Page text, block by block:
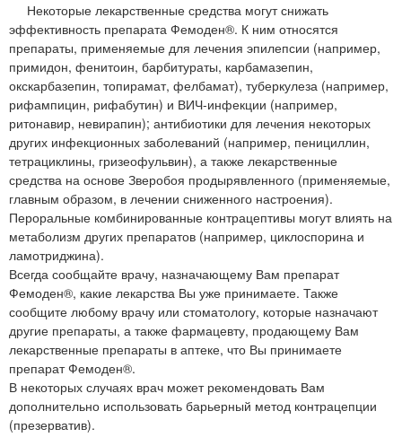
Некоторые лекарственные средства могут снижать
эффективность препарата Фемоден®. К ним относятся
препараты, применяемые для лечения эпилепсии (например,
примидон, фенитоин, барбитураты, карбамазепин,
окскарбазепин, топирамат, фелбамат), туберкулеза (например,
рифампицин, рифабутин) и ВИЧ-инфекции (например,
ритонавир, невирапин); антибиотики для лечения некоторых
других инфекционных заболеваний (например, пенициллин,
тетрациклины, гризеофульвин), а также лекарственные
средства на основе Зверобоя продырявленного (применяемые,
главным образом, в лечении сниженного настроения).
Пероральные комбинированные контрацептивы могут влиять на
метаболизм других препаратов (например, циклоспорина и
ламотриджина).
Всегда сообщайте врачу, назначающему Вам препарат
Фемоден®, какие лекарства Вы уже принимаете. Также
сообщите любому врачу или стоматологу, которые назначают
другие препараты, а также фармацевту, продающему Вам
лекарственные препараты в аптеке, что Вы принимаете
препарат Фемоден®.
В некоторых случаях врач может рекомендовать Вам
дополнительно использовать барьерный метод контрацепции
(презерватив).